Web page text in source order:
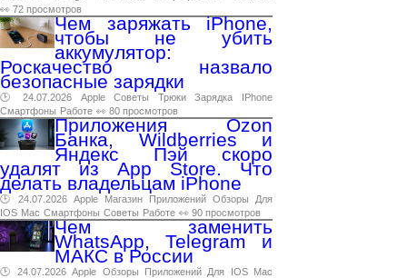
👀 72 просмотров
Чем заряжать iPhone,
чтобы не убить
аккумулятор:
Роскачество назвало
безопасные зарядки
🕑 24.07.2026 Apple Советы Трюки Зарядка
IPhone
Смартфоны Работе 👀 80 просмотров
Приложения Ozon
Банка, Wildberries и
Яндекс Пэй скоро
удалят из App Store. Что
делать владельцам iPhone
🕑 24.07.2026 Apple Магазин Приложений Обзоры
Для
IOS Mac Смартфоны Советы Работе 👀 90 просмотров
Чем заменить
WhatsApp, Telegram и
МАКС в России
🕑 24.07.2026 Apple Обзоры Приложений Для IOS
Mac